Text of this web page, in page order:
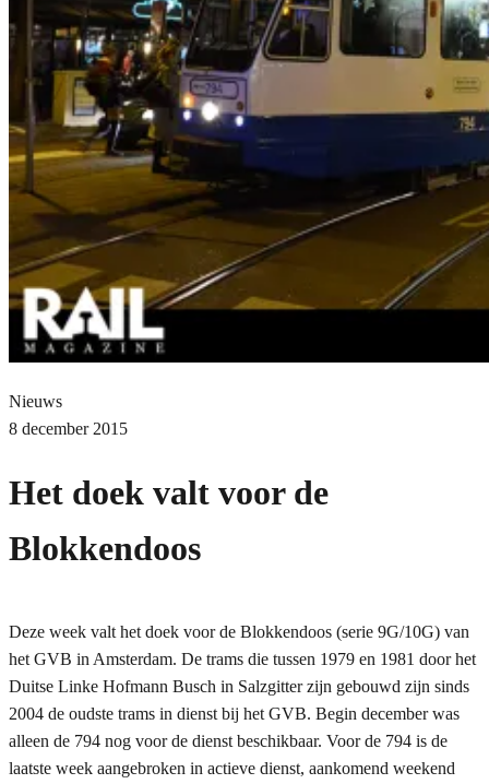
Nieuws
8 december 2015
Het doek valt voor de
Blokkendoos
Deze week valt het doek voor de Blokkendoos (serie 9G/10G) van
het GVB in Amsterdam. De trams die tussen 1979 en 1981 door het
Duitse Linke Hofmann Busch in Salzgitter zijn gebouwd zijn sinds
2004 de oudste trams in dienst bij het GVB. Begin december was
alleen de 794 nog voor de dienst beschikbaar. Voor de 794 is de
laatste week aangebroken in actieve dienst, aankomend weekend